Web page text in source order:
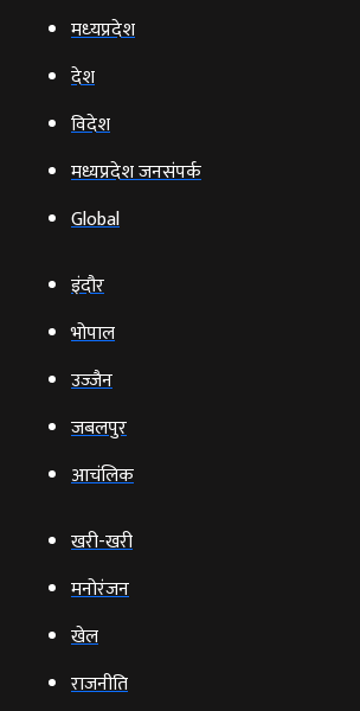
मध्‍यप्रदेश
देश
विदेश
मध्यप्रदेश जनसंपर्क
Global
इंदौर
भोपाल
उज्‍जैन
जबलपुर
आचंलिक
खरी-खरी
मनोरंजन
खेल
राजनीति